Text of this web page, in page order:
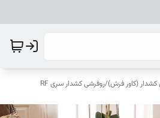
کشدار (کاور فرش)/روفرشی کشدار سری RF